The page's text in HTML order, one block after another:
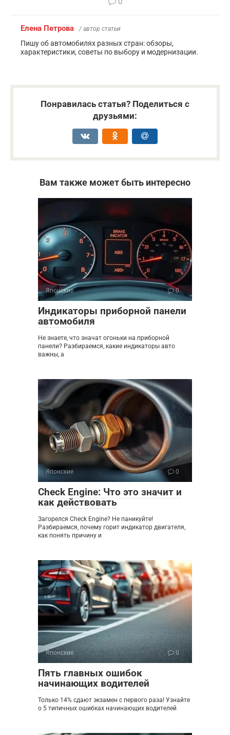
Елена Петрова / автор статьи
Пишу об автомобилях разных стран: обзоры,
характеристики, советы по выбору и модернизации.
Понравилась статья? Поделиться с
друзьями:
Вам также может быть интересно
Японские 0
Индикаторы приборной панели
автомобиля
Не знаете, что значат огоньки на приборной
панели? Разбираемся, какие индикаторы авто
важны, а
Японские 0
Check Engine: Что это значит и
как действовать
Загорелся Check Engine? Не паникуйте!
Разбираемся, почему горит индикатор двигателя,
как понять причину и
Японские 0
Пять главных ошибок
начинающих водителей
Только 14% сдают экзамен с первого раза! Узнайте
о 5 типичных ошибках начинающих водителей